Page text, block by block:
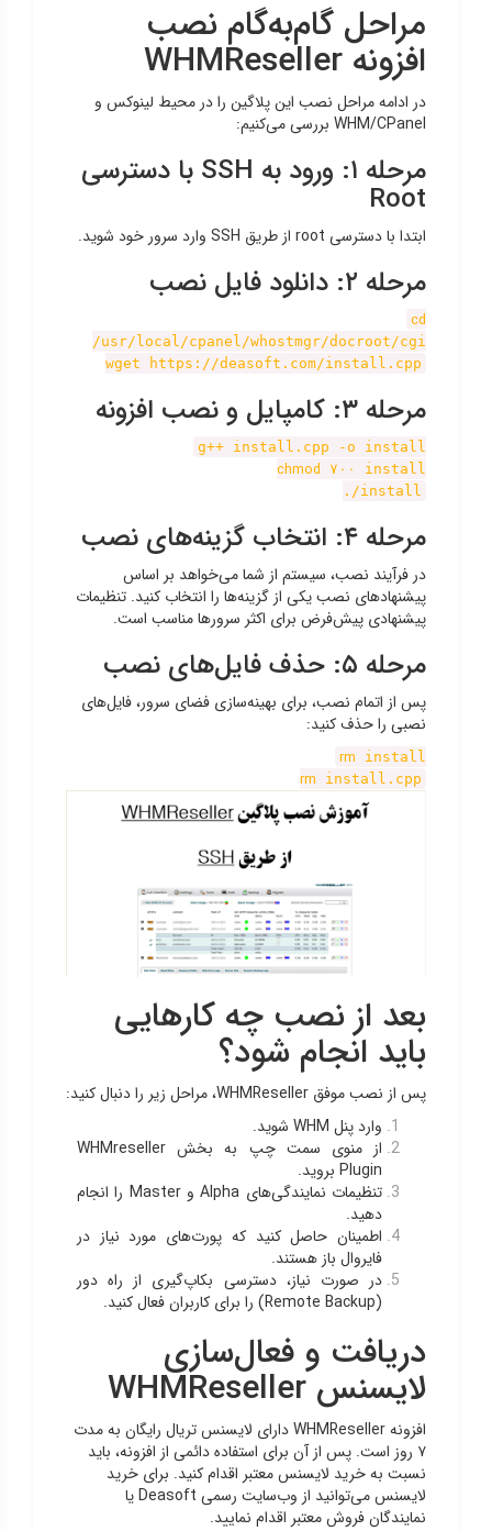
مراحل گام‌به‌گام نصب
افزونه WHMReseller
در ادامه مراحل نصب این پلاگین را در محیط لینوکس و
WHM/CPanel بررسی می‌کنیم:
مرحله ۱: ورود به SSH با دسترسی
Root
ابتدا با دسترسی root از طریق SSH وارد سرور خود شوید.
مرحله ۲: دانلود فایل نصب
cd
/usr/local/cpanel/whostmgr/docroot/cgi
wget https://deasoft.com/install.cpp
مرحله ۳: کامپایل و نصب افزونه
g++ install.cpp -o install
chmod ۷۰۰ install
./install
مرحله ۴: انتخاب گزینه‌های نصب
در فرآیند نصب، سیستم از شما می‌خواهد بر اساس
پیشنهادهای نصب یکی از گزینه‌ها را انتخاب کنید. تنظیمات
پیشنهادی پیش‌فرض برای اکثر سرورها مناسب است.
مرحله ۵: حذف فایل‌های نصب
پس از اتمام نصب، برای بهینه‌سازی فضای سرور، فایل‌های
نصبی را حذف کنید:
rm install
rm install.cpp
بعد از نصب چه کارهایی
باید انجام شود؟
پس از نصب موفق WHMReseller، مراحل زیر را دنبال کنید:
وارد پنل WHM شوید.
از منوی سمت چپ به بخش WHMreseller
Plugin بروید.
تنظیمات نمایندگی‌های Alpha و Master را انجام
دهید.
اطمینان حاصل کنید که پورت‌های مورد نیاز در
فایروال باز هستند.
در صورت نیاز، دسترسی بکاپ‌گیری از راه دور
(Remote Backup) را برای کاربران فعال کنید.
دریافت و فعال‌سازی
لایسنس WHMReseller
افزونه WHMReseller دارای لایسنس تریال رایگان به مدت
۷ روز است. پس از آن برای استفاده دائمی از افزونه، باید
نسبت به خرید لایسنس معتبر اقدام کنید. برای خرید
لایسنس می‌توانید از وب‌سایت رسمی Deasoft یا
نمایندگان فروش معتبر اقدام نمایید.